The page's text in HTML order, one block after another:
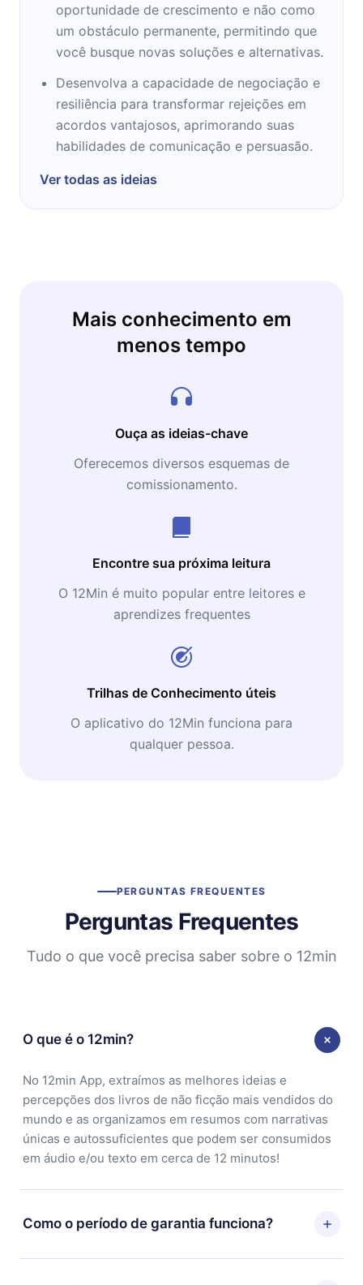
oportunidade de crescimento e não como
um obstáculo permanente, permitindo que
você busque novas soluções e alternativas.
Desenvolva a capacidade de negociação e
resiliência para transformar rejeições em
acordos vantajosos, aprimorando suas
habilidades de comunicação e persuasão.
Ver todas as ideias
Mais conhecimento em
menos tempo
Ouça as ideias-chave
Oferecemos diversos esquemas de
comissionamento.
Encontre sua próxima leitura
O 12Min é muito popular entre leitores e
aprendizes frequentes
Trilhas de Conhecimento úteis
O aplicativo do 12Min funciona para
qualquer pessoa.
PERGUNTAS FREQUENTES
Perguntas Frequentes
Tudo o que você precisa saber sobre o 12min
O que é o 12min?
No 12min App, extraímos as melhores ideias e
percepções dos livros de não ficção mais vendidos do
mundo e as organizamos em resumos com narrativas
únicas e autossuficientes que podem ser consumidos
em áudio e/ou texto em cerca de 12 minutos!
Como o período de garantia funciona?
Você pode baixar nosso aplicativo e começar a